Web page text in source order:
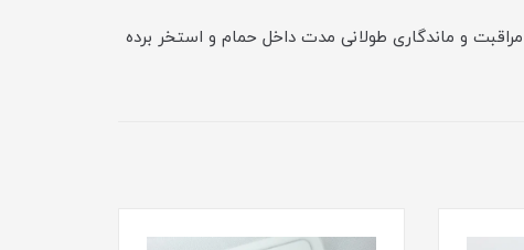
و ماندگاری طولانی مدت داخل حمام و استخر برده